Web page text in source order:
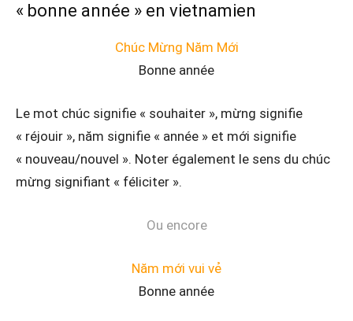
« bonne année » en vietnamien
Chúc Mừng Năm Mới
Bonne année
Le mot chúc signifie « souhaiter », mừng signifie
« réjouir », năm signifie « année » et mới signifie
« nouveau/nouvel ». Noter également le sens du chúc
mừng signifiant « féliciter ».
Ou encore
Năm mới vui vẻ
Bonne année